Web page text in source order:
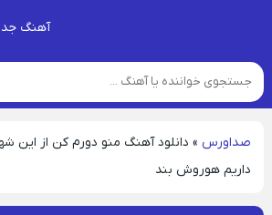
آهنگ
صداورس » دانلود آهنگ منو دورم کن از این
داریم هوروش بند